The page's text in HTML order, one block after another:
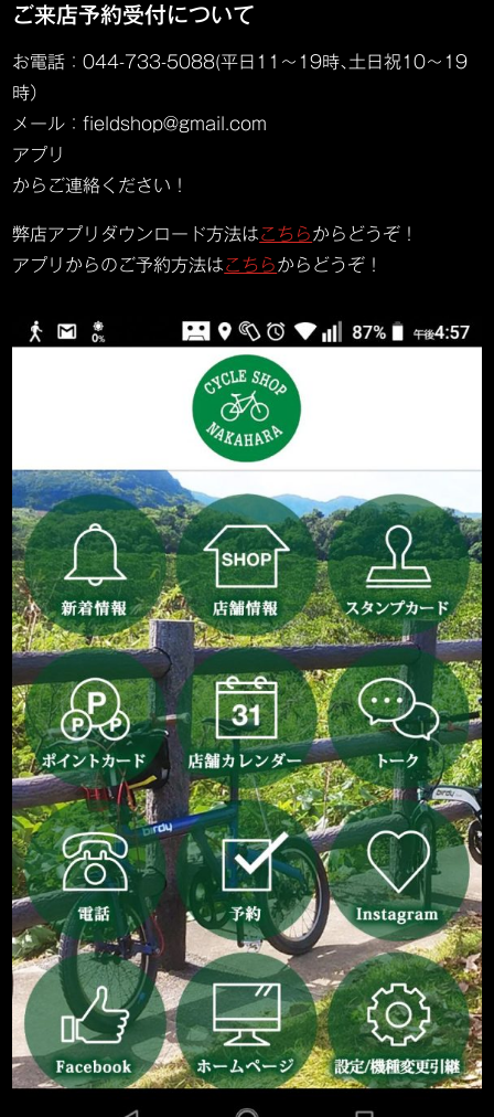
ご来店予約受付について
お電話：044-733-5088(平日11～19時､土日祝10～19
時）
メール：fieldshop@gmail.com
アプリ
からご連絡ください！
弊店アプリダウンロード方法はこちらからどうぞ！
アプリからのご予約方法はこちらからどうぞ！